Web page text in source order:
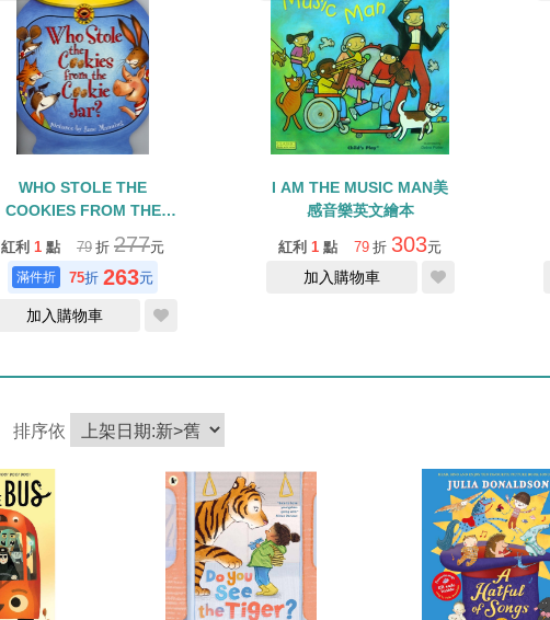
WHO STOLE THE
COOKIES FROM THE
COOKIE JAR? /暢銷拉拉
書/字母J學習繪本
紅利 1 點 79 折 277元
75折 263元
加入購物車
I AM THE MUSIC MAN美
感音樂英文繪本
紅利 1 點 79 折 303元
加入購物車
排序依